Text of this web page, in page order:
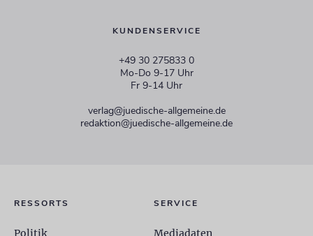
KUNDENSERVICE
+49 30 275833 0
Mo-Do 9-17 Uhr
Fr 9-14 Uhr
verlag@juedische-allgemeine.de
redaktion@juedische-allgemeine.de
RESSORTS
Politik
SERVICE
Mediadaten